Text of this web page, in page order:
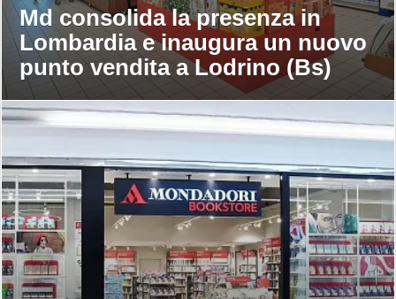
Md consolida la presenza in
Lombardia e inaugura un nuovo
punto vendita a Lodrino (Bs)